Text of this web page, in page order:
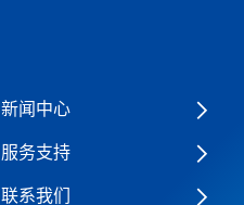
新闻中心
服务支持
联系我们